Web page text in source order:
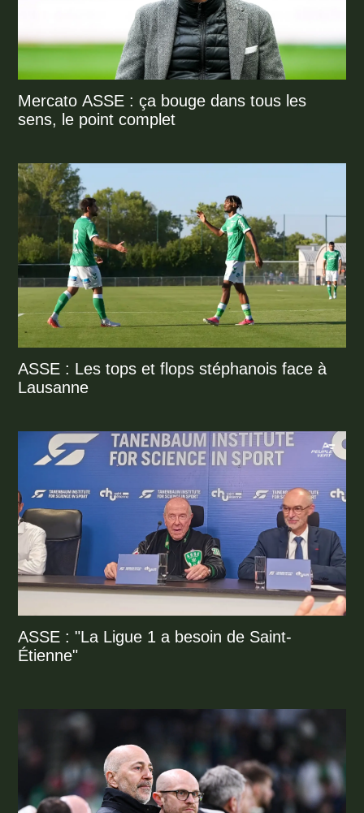
Mercato ASSE : ça bouge dans tous les
sens, le point complet
ASSE : Les tops et flops stéphanois face à
Lausanne
ASSE : "La Ligue 1 a besoin de Saint-
Étienne"